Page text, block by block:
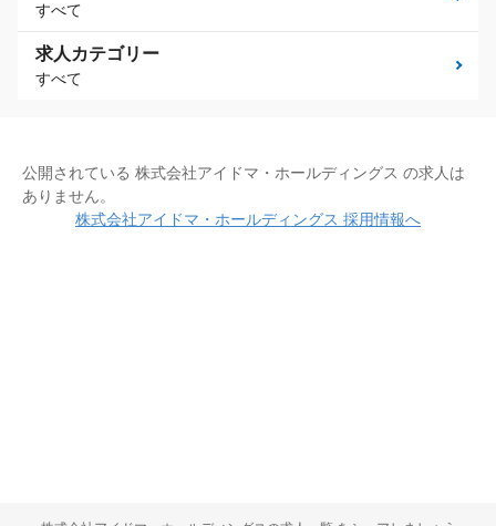
すべて
求人カテゴリー
すべて
公開されている 株式会社アイドマ・ホールディングス の求人は
ありません。
株式会社アイドマ・ホールディングス 採用情報へ